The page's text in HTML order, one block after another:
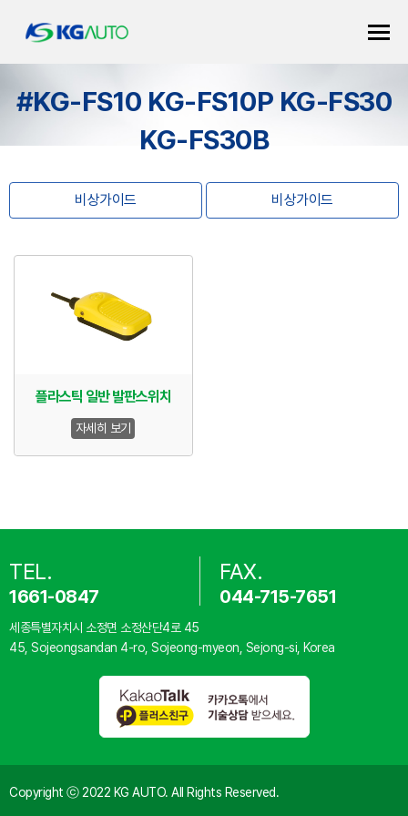
#KG-FS10 KG-FS10P KG-FS30
KG-FS30B
비상가이드 비상가이드
플라스틱 일반 발판스위치
자세히 보기
TEL.
1661-0847
FAX.
044-715-7651
세종특별자치시 소정면 소정산단4로 45
45, Sojeongsandan 4-ro, Sojeong-myeon, Sejong-si, Korea
Copyright ⓒ 2022 KG AUTO. All Rights Reserved.